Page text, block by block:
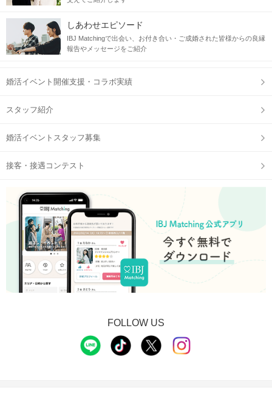
しあわせエピソード
IBJ Matchingで出会い、お付き合い・ご成婚された皆様からの良縁
報告やメッセージをご紹介
婚活イベント開催支援・コラボ実績
スタッフ紹介
婚活イベントスタッフ募集
接客・接遇コンテスト
FOLLOW US